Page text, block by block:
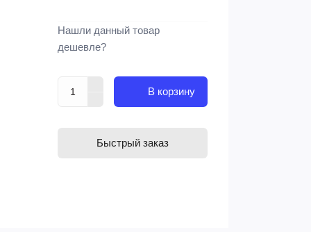
Нашли данный товар
дешевле?
В корзину
Быстрый заказ